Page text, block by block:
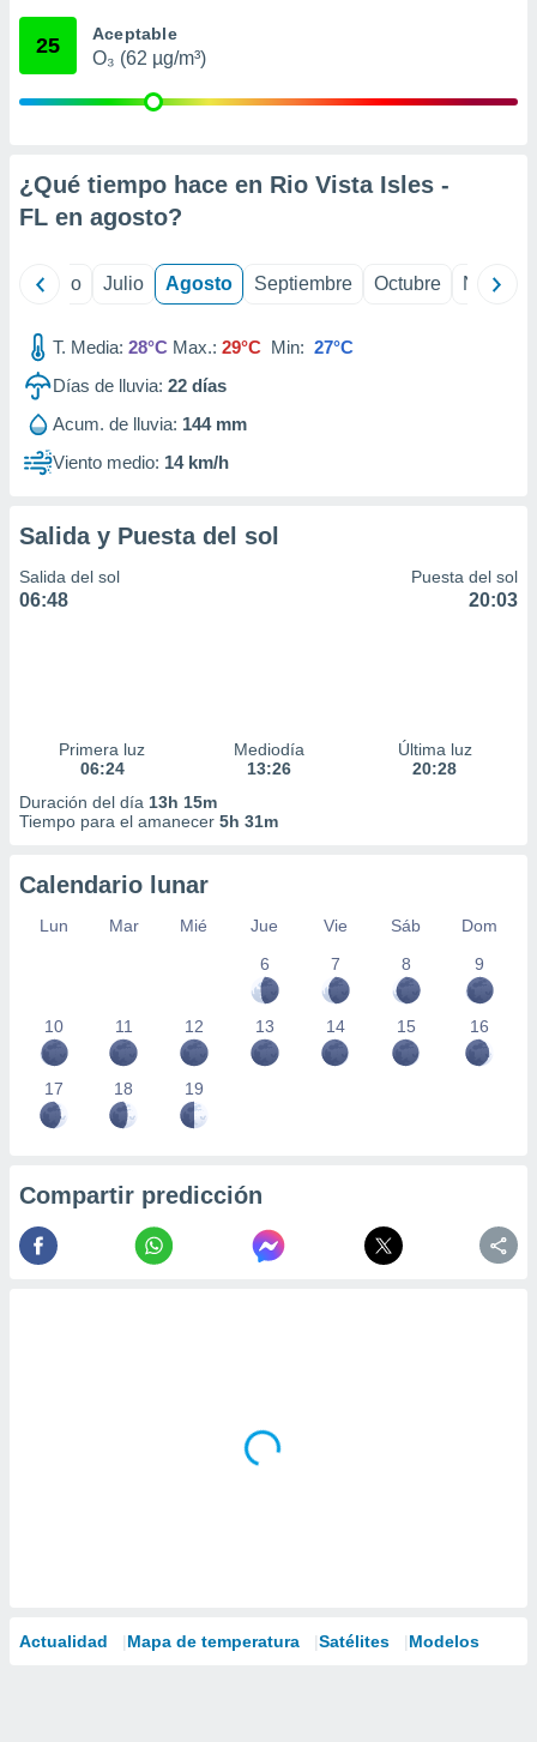
mediante
publicidad
1199
25 Aceptable
O₃ (62 µg/m³)
¿Qué tiempo hace en Rio Vista Isles -
FL en agosto?
Junio Julio Agosto Septiembre Octubre
T. Media: 28°C Max.: 29°C Min: 27°C
Días de lluvia: 22 días
Acum. de lluvia: 144 mm
Viento medio: 14 km/h
Salida y Puesta del sol
Salida del sol
06:48
Puesta del sol
20:03
Primera luz
06:24
Mediodía
13:26
Última luz
20:28
Duración del día 13h 15m
Tiempo para el amanecer 5h 31m
Calendario lunar
Lun Mar Mié Jue Vie Sáb
Dom
6
7 8 9
10 11 12 13 14 15 16
17 18 19
Compartir predicción
Actualidad Mapa de temperatura Satélites Modelos